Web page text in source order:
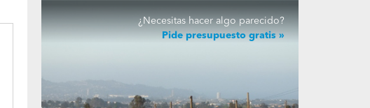
¿Necesitas hacer algo parecido?
Pide presupuesto gratis